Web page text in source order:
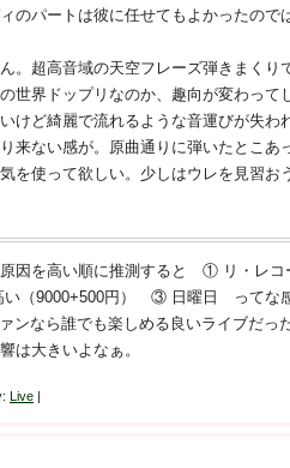
のパートは彼に任せてもよかったので
。超高音域の天空フレーズ弾きまくり
世界ドップリなのか、趣向が変わって
けど綺麗で流れるような音運びが失わ
来ない感が。原曲通りに弾いたとこあ
を使って欲しい。少しはウレを見習お
因を高い順に推測すると ① リ・レコ
（9000+500円） ③ 日曜日 ってな感
ンなら誰でも楽しめる良いライブだっ
は大きいよなぁ。
Live |